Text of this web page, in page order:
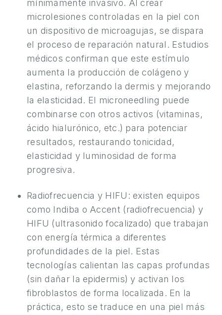
mínimamente invasivo. Al crear
microlesiones controladas en la piel con
un dispositivo de microagujas, se dispara
el proceso de reparación natural. Estudios
médicos confirman que este estímulo
aumenta la producción de colágeno y
elastina, reforzando la dermis y mejorando
la elasticidad. El microneedling puede
combinarse con otros activos (vitaminas,
ácido hialurónico, etc.) para potenciar
resultados, restaurando tonicidad,
elasticidad y luminosidad de forma
progresiva.
Radiofrecuencia y HIFU: existen equipos
como Indiba o Accent (radiofrecuencia) y
HIFU (ultrasonido focalizado) que trabajan
con energía térmica a diferentes
profundidades de la piel. Estas
tecnologías calientan las capas profundas
(sin dañar la epidermis) y activan los
fibroblastos de forma localizada. En la
práctica, esto se traduce en una piel más